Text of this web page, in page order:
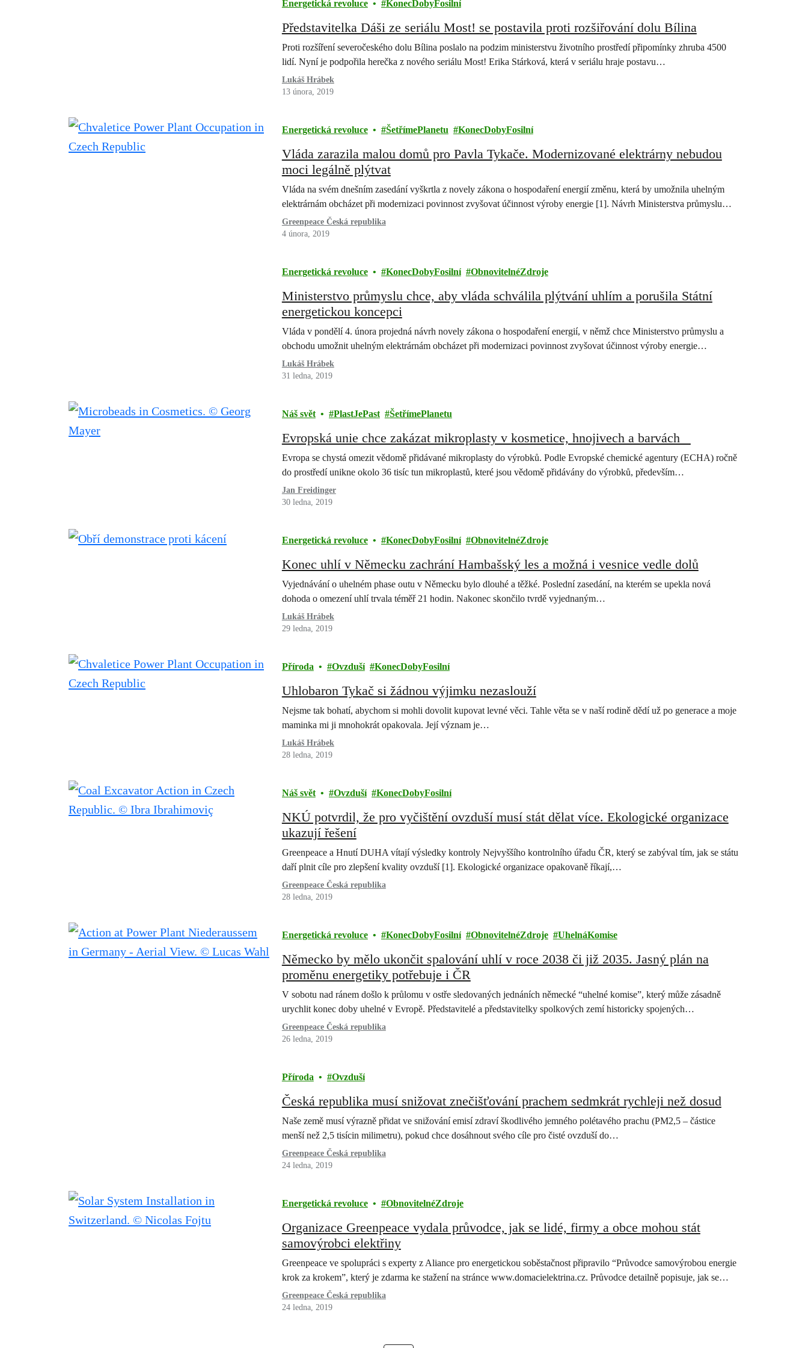
Energetická revoluce KonecDobyFosilní
Představitelka Dáši ze seriálu Most! se postavila proti rozšiřování dolu Bílina
Proti rozšíření severočeského dolu Bílina poslalo na podzim ministerstvu životního prostředí připomínky zhruba 4500
lidí. Nyní je podpořila herečka z nového seriálu Most! Erika Stárková, která v seriálu hraje postavu…
Lukáš Hrábek
13 února, 2019
Energetická revoluce ŠetřímePlanetu KonecDobyFosilní
Vláda zarazila malou domů pro Pavla Tykače. Modernizované elektrárny nebudou
moci legálně plýtvat
Vláda na svém dnešním zasedání vyškrtla z novely zákona o hospodaření energií změnu, která by umožnila uhelným
elektrárnám obcházet při modernizaci povinnost zvyšovat účinnost výroby energie [1]. Návrh Ministerstva průmyslu…
Greenpeace Česká republika
4 února, 2019
Energetická revoluce KonecDobyFosilní ObnovitelnéZdroje
Ministerstvo průmyslu chce, aby vláda schválila plýtvání uhlím a porušila Státní
energetickou koncepci
Vláda v pondělí 4. února projedná návrh novely zákona o hospodaření energií, v němž chce Ministerstvo průmyslu a
obchodu umožnit uhelným elektrárnám obcházet při modernizaci povinnost zvyšovat účinnost výroby energie…
Lukáš Hrábek
31 ledna, 2019
Náš svět PlastJePast ŠetřímePlanetu
Evropská unie chce zakázat mikroplasty v kosmetice, hnojivech a barvách
Evropa se chystá omezit vědomě přidávané mikroplasty do výrobků. Podle Evropské chemické agentury (ECHA) ročně
do prostředí unikne okolo 36 tisíc tun mikroplastů, které jsou vědomě přidávány do výrobků, především…
Jan Freidinger
30 ledna, 2019
Energetická revoluce KonecDobyFosilní ObnovitelnéZdroje
Konec uhlí v Německu zachrání Hambašský les a možná i vesnice vedle dolů
Vyjednávání o uhelném phase outu v Německu bylo dlouhé a těžké. Poslední zasedání, na kterém se upekla nová
dohoda o omezení uhlí trvala téměř 21 hodin. Nakonec skončilo tvrdě vyjednaným…
Lukáš Hrábek
29 ledna, 2019
Příroda Ovzduší KonecDobyFosilní
Uhlobaron Tykač si žádnou výjimku nezaslouží
Nejsme tak bohatí, abychom si mohli dovolit kupovat levné věci. Tahle věta se v naší rodině dědí už po generace a moje
maminka mi ji mnohokrát opakovala. Její význam je…
Lukáš Hrábek
28 ledna, 2019
Náš svět Ovzduší KonecDobyFosilní
NKÚ potvrdil, že pro vyčištění ovzduší musí stát dělat více. Ekologické organizace
ukazují řešení
Greenpeace a Hnutí DUHA vítají výsledky kontroly Nejvyššího kontrolního úřadu ČR, který se zabýval tím, jak se státu
daří plnit cíle pro zlepšení kvality ovzduší [1]. Ekologické organizace opakovaně říkají,…
Greenpeace Česká republika
28 ledna, 2019
Energetická revoluce KonecDobyFosilní ObnovitelnéZdroje UhelnáKomise
Německo by mělo ukončit spalování uhlí v roce 2038 či již 2035. Jasný plán na
proměnu energetiky potřebuje i ČR
V sobotu nad ránem došlo k průlomu v ostře sledovaných jednáních německé “uhelné komise”, který může zásadně
urychlit konec doby uhelné v Evropě. Představitelé a představitelky spolkových zemí historicky spojených…
Greenpeace Česká republika
26 ledna, 2019
Příroda Ovzduší
Česká republika musí snižovat znečišťování prachem sedmkrát rychleji než dosud
Naše země musí výrazně přidat ve snižování emisí zdraví škodlivého jemného polétavého prachu (PM2,5 – částice
menší než 2,5 tisícin milimetru), pokud chce dosáhnout svého cíle pro čisté ovzduší do…
Greenpeace Česká republika
24 ledna, 2019
Energetická revoluce ObnovitelnéZdroje
Organizace Greenpeace vydala průvodce, jak se lidé, firmy a obce mohou stát
samovýrobci elektřiny
Greenpeace ve spolupráci s experty z Aliance pro energetickou soběstačnost připravilo “Průvodce samovýrobou energie
krok za krokem”, který je zdarma ke stažení na stránce www.domacielektrina.cz. Průvodce detailně popisuje, jak se…
Greenpeace Česká republika
24 ledna, 2019